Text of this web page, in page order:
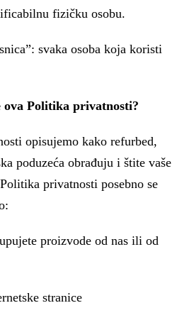
fizičku osobu.
svaka osoba koja koristi
Politika privatnosti?
opisujemo kako refurbed,
poduzeća obrađuju i štite vaše
privatnosti posebno se
proizvode od nas ili od
stranice